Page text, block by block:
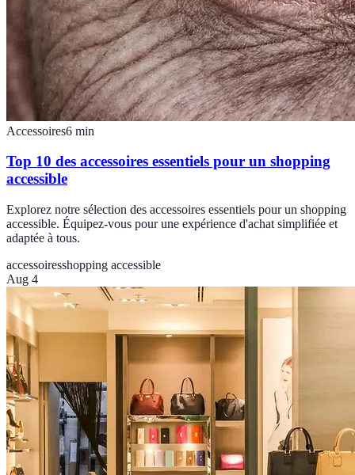
Accessoires6 min
Top 10 des accessoires essentiels pour un shopping
accessible
Explorez notre sélection des accessoires essentiels pour un shopping
accessible. Équipez-vous pour une expérience d'achat simplifiée et
adaptée à tous.
accessoiresshopping accessible
Aug 4